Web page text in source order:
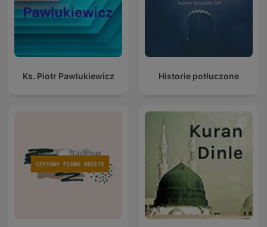
Ks. Piotr Pawlukiewicz Historie potłuczone